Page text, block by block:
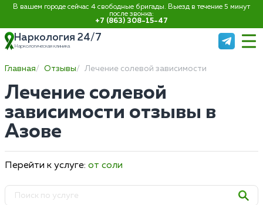
В вашем городе сейчас 4 свободные бригады. Выезд в течение 5 минут
после звонка:
+7 (863) 308-15-47
Наркология 24/7
Наркологическая клиника
Главная Отзывы Лечение солевой зависимости
Лечение солевой
зависимости отзывы в
Азове
Перейти к услуге: от соли